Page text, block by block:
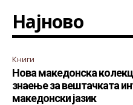
Најново
Книги
Нова македонска
знаење за вештачката
македонски јазик